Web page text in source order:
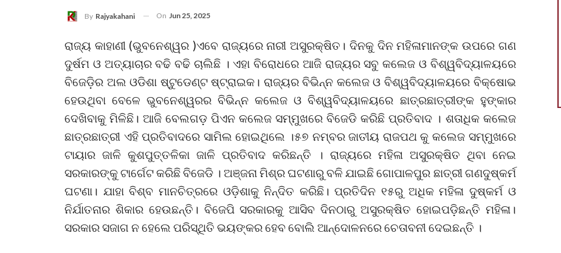
By Rajyakahani On Jun 25, 2025
ରାଜ୍ୟ କାହାଣୀ (ଭୁବନେଶ୍ୱର )ଏବେ ରାଜ୍ୟରେ ନାରୀ ଅସୁରକ୍ଷିତ। ଦିନକୁ ଦିନ ମହିଳାମାନଙ୍କ ଉପରେ ଗଣ
ଦୁର୍ଷମ ଓ ଅତ୍ୟାଚାର ବଢି ବଢି ଚାଲିଛି । ଏହା ବିରୋଧରେ ଆଜି ରାଜ୍ୟର ସବୁ କଲେଜ ଓ ବିଶ୍ୱବିଦ୍ୟାଳୟରେ
ବିଜେଡ଼ିର ଅଲ ଓଡିଶା ଷ୍ଟୁଡେଣ୍ଟ ଷ୍ଟ୍ରାଇକ। ରାଜ୍ୟର ବିଭିନ୍ନ କଲେଜ ଓ ବିଶ୍ୱବିଦ୍ୟାଳୟରେ ବିକ୍ଷୋଭ
ହେଉଥିବା ବେଳେ ଭୁବନେଶ୍ୱରର ବିଭିନ୍ନ କଲେଜ ଓ ବିଶ୍ୱବିଦ୍ୟାଳୟରେ ଛାତ୍ରଛାତ୍ରୀଙ୍କ ହୁଙ୍କାର
ଦେଖିବାକୁ ମିଳିଛି। ଆଜି ବେଲଗଡ଼ ପିଏନ କଲେଜ ସମ୍ମୁଖରେ ବିଜେଡି କରିଛି ପ୍ରତିବାଦ । ଶତାଧିକ କଲେଜ
ଛାତ୍ରଛାତ୍ରୀ ଏହି ପ୍ରତିବାଦରେ ସାମିଲ ହୋଇଥିଲେ ।୫୭ ନମ୍ବର ଜାତୀୟ ରାଜପଥ କୁ କଲେଜ ସମ୍ମୁଖରେ
ଟାୟାର ଜାଳି କୁଶପୁତ୍ତଳିକା ଜାଳି ପ୍ରତିବାଦ କରିଛନ୍ତି । ରାଜ୍ୟରେ ମହିଳା ଅସୁରକ୍ଷିତ ଥିବା ନେଇ
ସରକାରଙ୍କୁ ଟାର୍ଗେଟ କରିଛି ବିଜେଡି । ଅଞ୍ଜନା ମିଶ୍ର ଘଟଣାରୁ ବଳି ଯାଇଛି ଗୋପାଳପୁର ଛାତ୍ରୀ ଗଣଦୁଷ୍କର୍ମ
ଘଟଣା। ଯାହା ବିଶ୍ବ ମାନଚିତ୍ରରେ ଓଡ଼ିଶାକୁ ନିନ୍ଦିତ କରିଛି। ପ୍ରତିଦିନ ୧୫ରୁ ଅଧିକ ମହିଳା ଦୁଷ୍କର୍ମ ଓ
ନିର୍ଯାତନାର ଶିକାର ହେଉଛନ୍ତି। ବିଜେପି ସରକାରକୁ ଆସିବ ଦିନଠାରୁ ଅସୁରକ୍ଷିତ ହୋଇପଡ଼ିଛନ୍ତି ମହିଳା।
ସରକାର ସଜାଗ ନ ହେଲେ ପରିସ୍ଥିତି ଭୟଙ୍କର ହେବ ବୋଲି ଆନ୍ଦୋଳନରେ ଚେତାବନୀ ଦେଇଛନ୍ତି ।